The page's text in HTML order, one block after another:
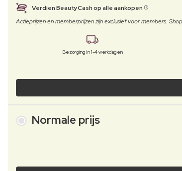
Verdien BeautyCash op alle aankopen
Actieprijzen en memberprijzen zijn exclusief voor members.
Bezorging in 1-4 werkdagen
Normale prijs